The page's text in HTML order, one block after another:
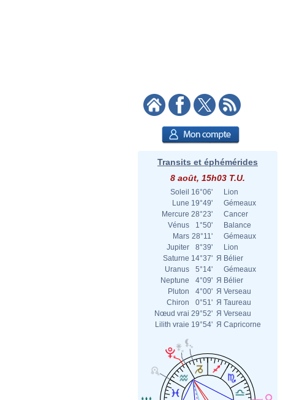
Transits et éphémérides
8 août, 15h03 T.U.
Soleil 16°06'
Lion
Lune 19°49'
Gémeaux
Mercure 28°23'
Cancer
Vénus
1°50'
Balance
Mars 28°11'
Gémeaux
Jupiter
8°39'
Lion
Saturne 14°37' Я Bélier
Uranus
5°14'
Gémeaux
Neptune
4°09' Я Bélier
Pluton
4°00' Я Verseau
Chiron
0°51' Я Taureau
Nœud vrai 29°52' Я Verseau
Lilith vraie 19°54' Я Capricorne